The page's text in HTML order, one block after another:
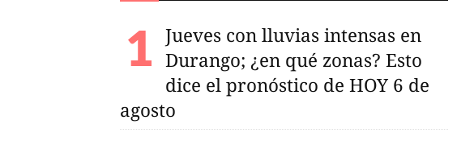
Jueves con lluvias intensas en
Durango; ¿en qué zonas? Esto
dice el pronóstico de HOY 6 de
agosto